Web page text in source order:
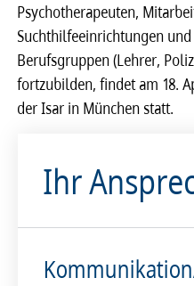
Psychotherapeuten,
Suchthilfeeinrichtungen
Berufsgruppen (Lehrer,
fortzubilden, findet am 18.
der Isar in München statt.
Ihr